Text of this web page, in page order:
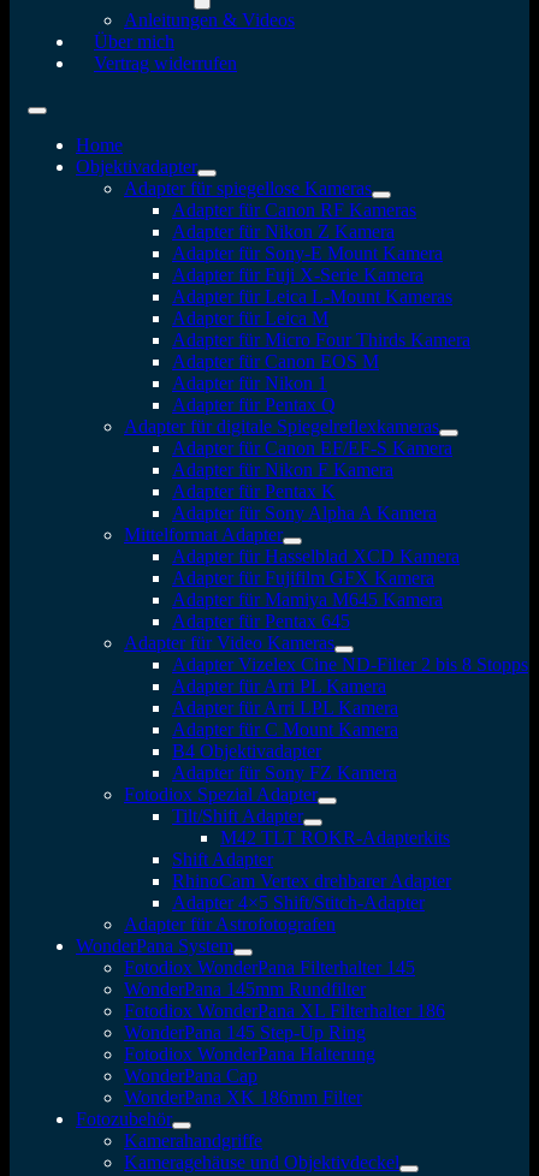
Anleitungen & Videos
Über mich
Vertrag widerrufen
Home
Objektivadapter
Adapter für spiegellose Kameras
Adapter für Canon RF Kameras
Adapter für Nikon Z Kamera
Adapter für Sony-E Mount Kamera
Adapter für Fuji X-Serie Kamera
Adapter für Leica L-Mount Kameras
Adapter für Leica M
Adapter für Micro Four Thirds Kamera
Adapter für Canon EOS M
Adapter für Nikon 1
Adapter für Pentax Q
Adapter für digitale Spiegelreflexkameras
Adapter für Canon EF/EF-S Kamera
Adapter für Nikon F Kamera
Adapter für Pentax K
Adapter für Sony Alpha A Kamera
Mittelformat Adapter
Adapter für Hasselblad XCD Kamera
Adapter für Fujifilm GFX Kamera
Adapter für Mamiya M645 Kamera
Adapter für Pentax 645
Adapter für Video Kameras
Adapter Vizelex Cine ND-Filter 2 bis 8 Stopps
Adapter für Arri PL Kamera
Adapter für Arri LPL Kamera
Adapter für C Mount Kamera
B4 Objektivadapter
Adapter für Sony FZ Kamera
Fotodiox Spezial Adapter
Tilt/Shift Adapter
M42 TLT ROKR-Adapterkits
Shift Adapter
RhinoCam Vertex drehbarer Adapter
Adapter 4×5 Shift/Stitch-Adapter
Adapter für Astrofotografen
WonderPana System
Fotodiox WonderPana Filterhalter 145
WonderPana 145mm Rundfilter
Fotodiox WonderPana XL Filterhalter 186
WonderPana 145 Step-Up Ring
Fotodiox WonderPana Halterung
WonderPana Cap
WonderPana XK 186mm Filter
Fotozubehör
Kamerahandgriffe
Kameragehäuse und Objektivdeckel